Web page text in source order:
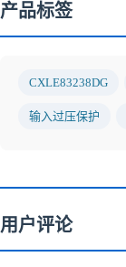
产品标签
CXLE83238DG
输入过压保护
用户评论